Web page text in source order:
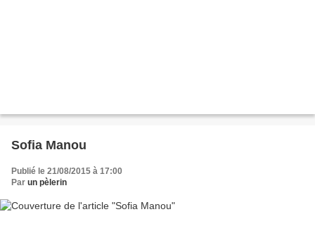
Sofia Manou
Publié le 21/08/2015 à 17:00
Par un pèlerin